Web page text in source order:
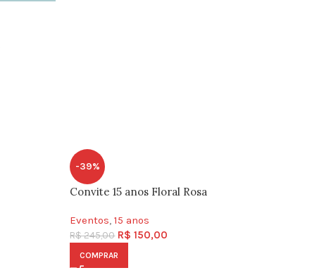
-39%
Convite 15 anos Floral Rosa
Eventos 15 anos
R$245,00 R$ 150,00
COMPRAR